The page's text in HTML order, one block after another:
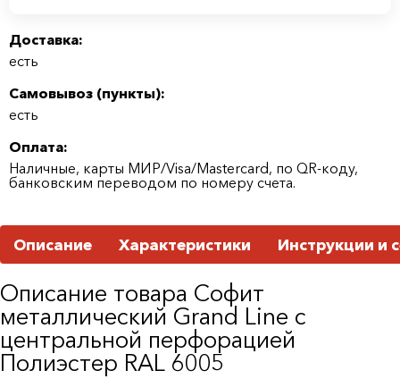
Доставка:
есть
Самовывоз (пункты):
есть
Оплата:
Наличные, карты МИР/Visa/Mastercard, по QR-коду,
банковским переводом по номеру счета.
Описание Характеристики Инструкции и
Описание товара Софит
металлический Grand Line c
центральной перфорацией
Полиэстер RAL 6005